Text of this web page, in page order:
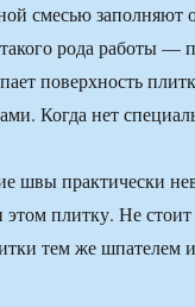
смесью заполняют
рода работы —
поверхность
Когда нет
швы практически
этом плитку. Не
тем же шпателем